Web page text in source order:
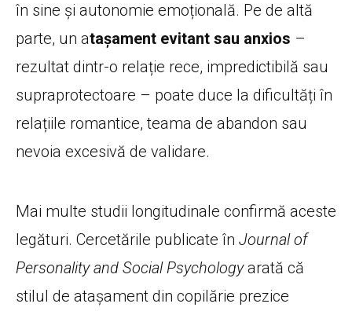
în sine și autonomie emoțională. Pe de altă
parte, un atașament evitant sau anxios –
rezultat dintr-o relație rece, impredictibilă sau
supraprotectoare – poate duce la dificultăți în
relațiile romantice, teama de abandon sau
nevoia excesivă de validare.
Mai multe studii longitudinale confirmă aceste
legături. Cercetările publicate în Journal of
Personality and Social Psychologyarată că
stilul de atașament din copilărie prezice